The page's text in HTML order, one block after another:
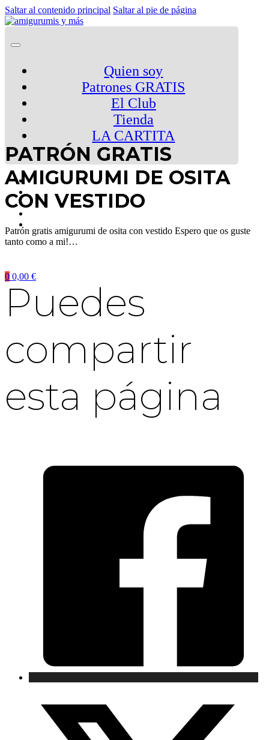
Saltar al contenido principal Saltar al pie de página
Quien soy
Patrones GRATIS
El Club
Tienda
LA CARTITA
0 0,00 €
PATRÓN GRATIS
AMIGURUMI DE OSITA
CON VESTIDO
Patrón gratis amigurumi de osita con vestido Espero que os guste
tanto como a mi!…
Puedes
compartir
esta página